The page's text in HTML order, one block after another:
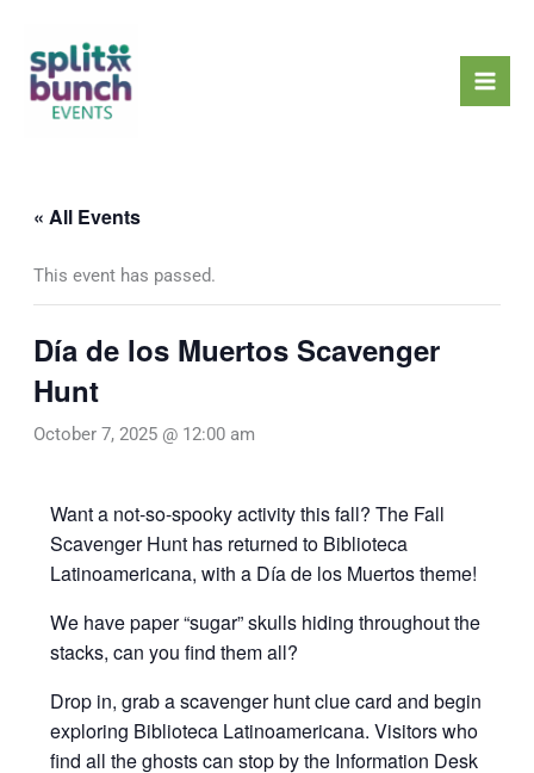
content
« All Events
This event has passed.
Día de los Muertos Scavenger
Hunt
October 7, 2025 @ 12:00 am
Want a not-so-spooky activity this fall? The Fall
Scavenger Hunt has returned to Biblioteca
Latinoamericana, with a Día de los Muertos theme!
We have paper “sugar” skulls hiding throughout the
stacks, can you find them all?
Drop in, grab a scavenger hunt clue card and begin
exploring Biblioteca Latinoamericana. Visitors who
find all the ghosts can stop by the Information Desk